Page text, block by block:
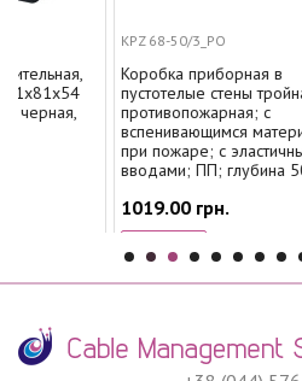
KPZ 68-50/3_PO
Коробка приборная в
пустотелые стены тройная;
противопожарная; с
вспенивающимся материалом
при пожаре; с эластичными
вводами; ПП; глубина 50мм
1019.00 грн.